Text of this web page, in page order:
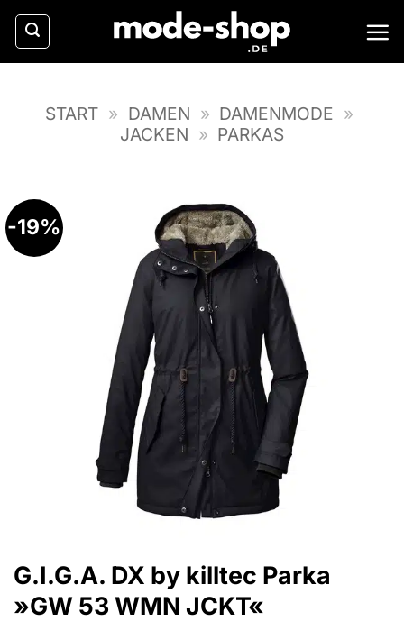
Zum
Inhalt
springen
START » DAMEN » DAMENMODE »
JACKEN » PARKAS
-19%
G.I.G.A. DX by killtec Parka
»GW 53 WMN JCKT«